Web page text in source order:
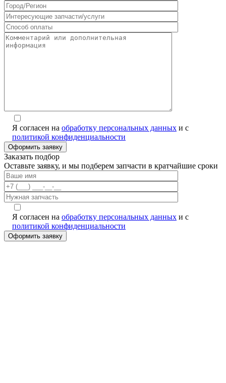
Я согласен на обработку персональных данных и с
политикой конфиденциальности
Заказать подбор
Оставьте заявку, и мы подберем запчасти в кратчайшие сроки
Я согласен на обработку персональных данных и с
политикой конфиденциальности